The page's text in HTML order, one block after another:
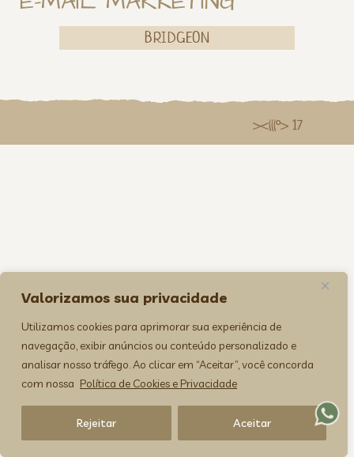
Valorizamos sua privacidade
Utilizamos cookies para aprimorar sua experiência de
navegação, exibir anúncios ou conteúdo personalizado e
analisar nosso tráfego. Ao clicar em “Aceitar”, você concorda
com nossa Política de Cookies e Privacidade
Rejeitar Aceitar
BRIDGEON
><(((º> 17